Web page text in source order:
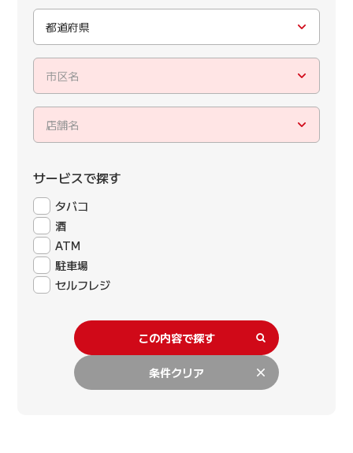
都道府県
市区名
店舗名
サービスで探す
タバコ
酒
ATM
駐車場
セルフレジ
この内容で探す
条件クリア